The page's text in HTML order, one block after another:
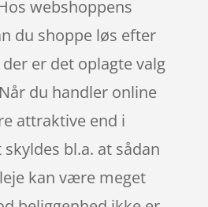
webshoppens
du shoppe løs efter
er det oplagte valg
du handler online
attraktive end i
bl.a. at sådan
kan være meget